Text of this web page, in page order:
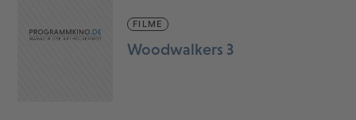
FILME
Woodwalkers 3